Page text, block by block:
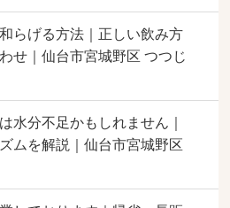
らげる方法｜正しい飲み方
せ｜仙台市宮城野区 つつじ
水分不足かもしれません｜
ムを解説｜仙台市宮城野区